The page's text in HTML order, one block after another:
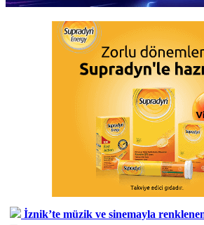
İznik’te müzik ve sinemayla